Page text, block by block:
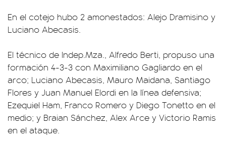
En el cotejo hubo 2 amonestados: Alejo Dramisino y
Luciano Abecasis.
El técnico de Indep.Mza., Alfredo Berti, propuso una
formación 4-3-3 con Maximiliano Gagliardo en el
arco; Luciano Abecasis, Mauro Maidana, Santiago
Flores y Juan Manuel Elordi en la línea defensiva;
Ezequiel Ham, Franco Romero y Diego Tonetto en el
medio; y Braian Sánchez, Alex Arce y Victorio Ramis
en el ataque.